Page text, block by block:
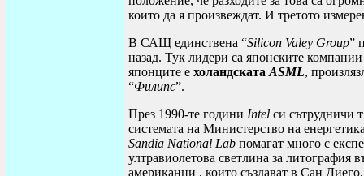
които да я произвеждат. И третото
В САЩ единствена “Silicon Valey Group”
назад. Тук лидери са японските
японците е холандскатаASML,
“Филипс”.
През 1990-те години Intel си сътрудничи
системата на Министерство на
Sandia National Lab помагат много с
ултравиолетова светлина за литография
американци , които създават в Сан